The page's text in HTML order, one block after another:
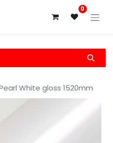
0
White gloss 1520mm